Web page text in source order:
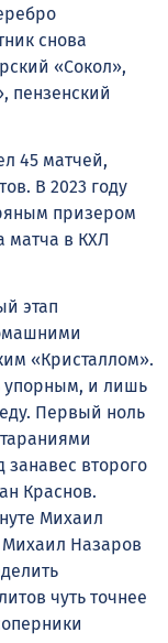
снова
«Сокол»,
пензенский
45 матчей,
В 2023 году
призером
матча в КХЛ
этап
«Кристаллом».
упорным, и лишь
Первый ноль
второго
Краснов.
Михаил
Назаров
чуть точнее